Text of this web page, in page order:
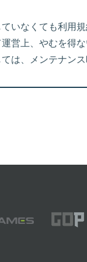
いなくても利用
運営上、やむを得
ては、メンテナン